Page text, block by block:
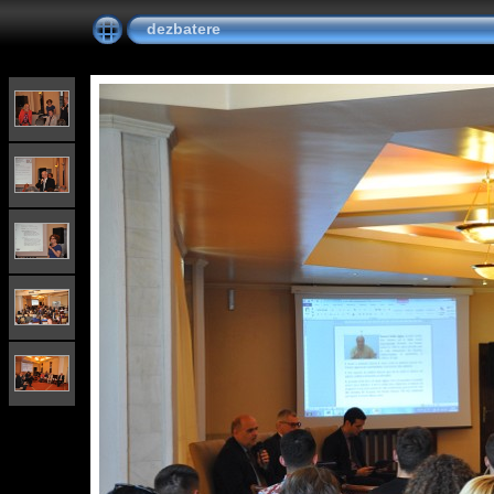
dezbatere